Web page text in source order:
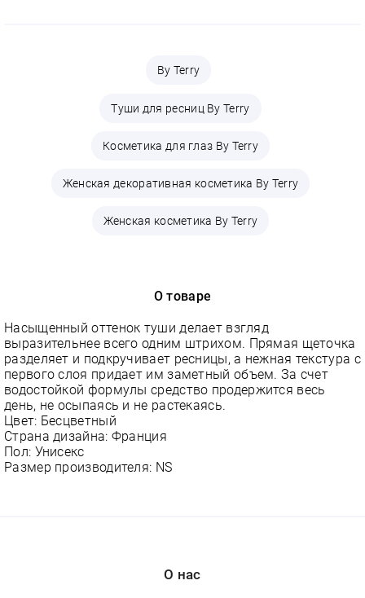
By Terry
Туши для ресниц By Terry
Косметика для глаз By Terry
Женская декоративная косметика By Terry
Женская косметика By Terry
О товаре
Насыщенный оттенок туши делает взгляд
выразительнее всего одним штрихом. Прямая щеточка
разделяет и подкручивает ресницы, а нежная текстура с
первого слоя придает им заметный объем. За счет
водостойкой формулы средство продержится весь
день, не осыпаясь и не растекаясь.
Цвет: Бесцветный
Страна дизайна: Франция
Пол: Унисекс
Размер производителя: NS
О нас